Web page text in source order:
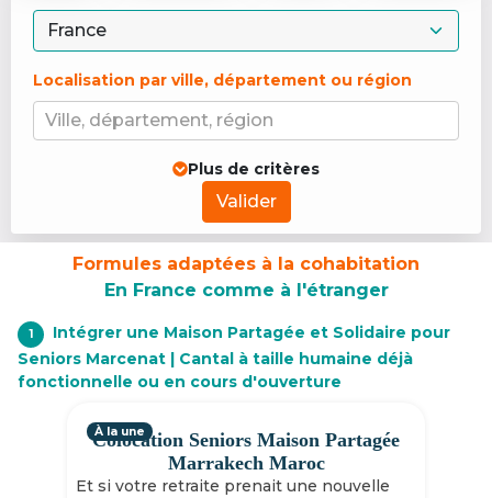
Localisation par ville, département ou région
Ville, département, région
Plus de critères
Valider
Formules adaptées à la cohabitation
En France comme à l'étranger
1
Intégrer une Maison Partagée et Solidaire pour
Seniors Marcenat | Cantal à taille humaine déjà
fonctionnelle ou en cours d'ouverture
Colocation Seniors Maison Partagée
Marrakech Maroc
Et si votre retraite prenait une nouvelle
À la une